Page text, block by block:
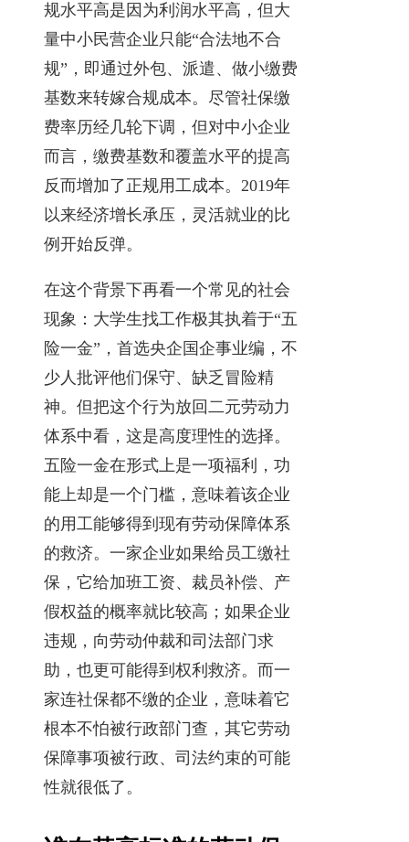
规水平高是因为利润水平高，但大
量中小民营企业只能“合法地不合
规”，即通过外包、派遣、做小缴费
基数来转嫁合规成本。尽管社保缴
费率历经几轮下调，但对中小企业
而言，缴费基数和覆盖水平的提高
反而增加了正规用工成本。2019年
以来经济增长承压，灵活就业的比
例开始反弹。
在这个背景下再看一个常见的社会
现象：大学生找工作极其执着于“五
险一金”，首选央企国企事业编，不
少人批评他们保守、缺乏冒险精
神。但把这个行为放回二元劳动力
体系中看，这是高度理性的选择。
五险一金在形式上是一项福利，功
能上却是一个门槛，意味着该企业
的用工能够得到现有劳动保障体系
的救济。一家企业如果给员工缴社
保，它给加班工资、裁员补偿、产
假权益的概率就比较高；如果企业
违规，向劳动仲裁和司法部门求
助，也更可能得到权利救济。而一
家连社保都不缴的企业，意味着它
根本不怕被行政部门查，其它劳动
保障事项被行政、司法约束的可能
性就很低了。